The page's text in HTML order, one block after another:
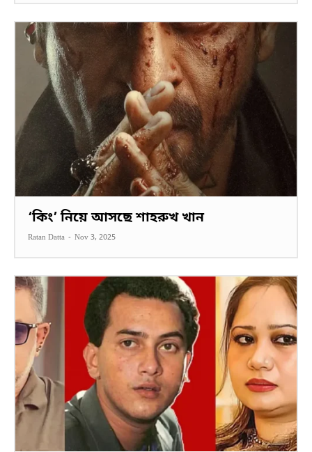
‘কিং’ নিয়ে আসছে শাহরুখ খান
Ratan Datta - Nov 3, 2025